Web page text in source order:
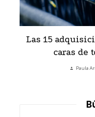
Las 15
caras de
Paula